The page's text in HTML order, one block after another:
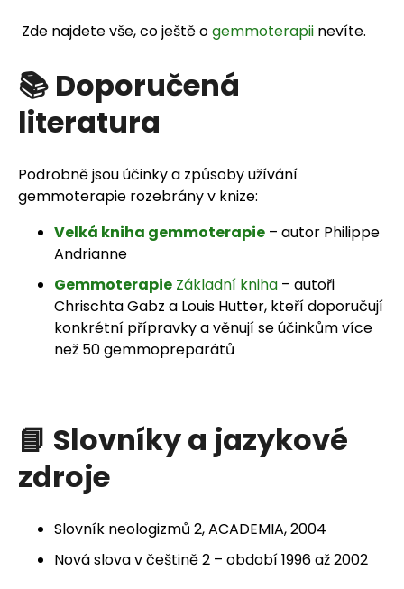
Zde najdete vše, co ještě ogemmoterapii nevíte.
📚 Doporučená
literatura
Podrobně jsou účinky a způsoby užívání
gemmoterapie rozebrány v knize:
Velká kniha gemmoterapie – autor Philippe
Andrianne
Gemmoterapie Základní kniha – autoři
Chrischta Gabz a Louis Hutter, kteří doporučují
konkrétní přípravky a věnují se účinkům více
než 50 gemmopreparátů
📘 Slovníky a jazykové
zdroje
Slovník neologizmů 2, ACADEMIA, 2004
Nová slova v češtině 2 – období 1996 až 2002